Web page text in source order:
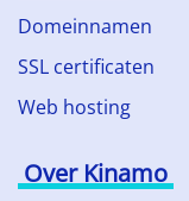
Domeinnamen
SSL certificaten
Web hosting
Over Kinamo